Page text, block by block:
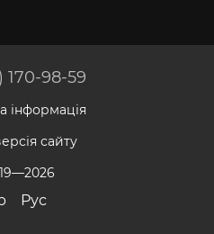
170-98-59
інформація
сайту
Рус